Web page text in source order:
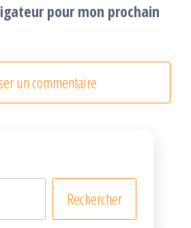
pour mon prochain
Rechercher